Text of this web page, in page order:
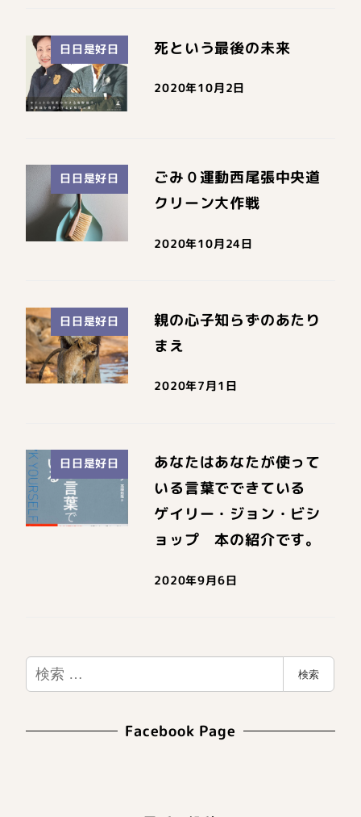
日日是好日 死という最後の未来
2020年10月2日
日日是好日
ごみ０運動西尾張中央道
クリーン大作戦
2020年10月24日
日日是好日
親の心子知らずのあたり
まえ
2020年7月1日
日日是好日
あなたはあなたが使って
いる言葉でできている
ゲイリー・ジョン・ビシ
ョップ 本の紹介です。
2020年9月6日
検
索
検索
Facebook Page